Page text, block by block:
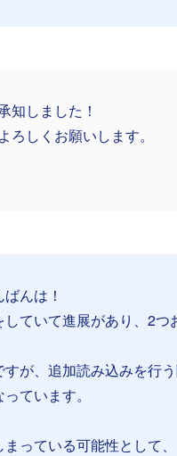
知しました！
よろしくお願いします。
んは！
ていて進展があり、2つ
すが、追加読み込みを行
ています。
まっている可能性として